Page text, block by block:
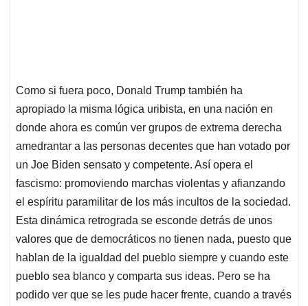
Como si fuera poco, Donald Trump también ha
apropiado la misma lógica uribista, en una nación en
donde ahora es común ver grupos de extrema derecha
amedrantar a las personas decentes que han votado por
un Joe Biden sensato y competente. Así opera el
fascismo: promoviendo marchas violentas y afianzando
el espíritu paramilitar de los más incultos de la sociedad.
Esta dinámica retrograda se esconde detrás de unos
valores que de democráticos no tienen nada, puesto que
hablan de la igualdad del pueblo siempre y cuando este
pueblo sea blanco y comparta sus ideas. Pero se ha
podido ver que se les pude hacer frente, cuando a través